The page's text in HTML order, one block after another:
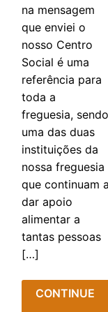
na mensagem
que enviei o
nosso Centro
Social é uma
referência para
toda a
freguesia,
uma das duas
instituições da
nossa freguesia
que continuam a
dar apoio
alimentar a
tantas pessoas
[…]
CONTINUE